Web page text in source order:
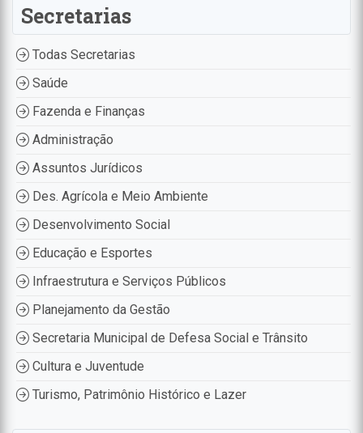
Secretarias
Todas Secretarias
Saúde
Fazenda e Finanças
Administração
Assuntos Jurídicos
Des. Agrícola e Meio Ambiente
Desenvolvimento Social
Educação e Esportes
Infraestrutura e Serviços Públicos
Planejamento da Gestão
Secretaria Municipal de Defesa Social e Trânsito
Cultura e Juventude
Turismo, Patrimônio Histórico e Lazer